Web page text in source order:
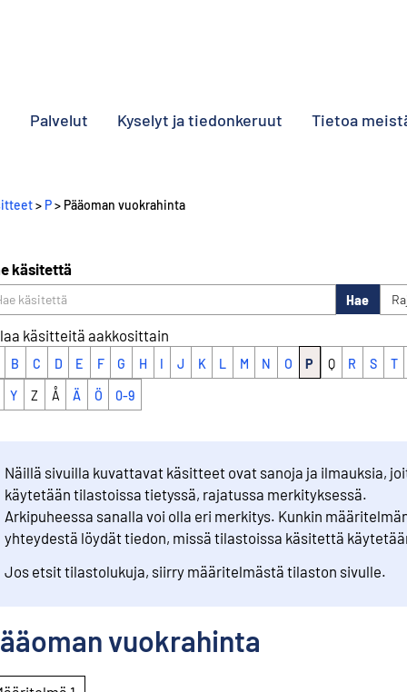
Palvelut Kyselyt ja tiedonkeruut Tietoa
> P> Pääoman vuokrahinta
käsitettä
Hae
käsitteitä aakkosittain
B C D E F G H I J K L M N O P Q R S T
Y Z Å Ä Ö 0-9
Näillä sivuilla kuvattavat käsitteet ovat sanoja ja ilmauksia,
käytetään tilastoissa tietyssä, rajatussa merkityksessä.
Arkipuheessa sanalla voi olla eri merkitys. Kunkin
yhteydestä löydät tiedon, missä tilastoissa käsitettä
Jos etsit tilastolukuja, siirry määritelmästä tilaston sivulle.
vuokrahinta